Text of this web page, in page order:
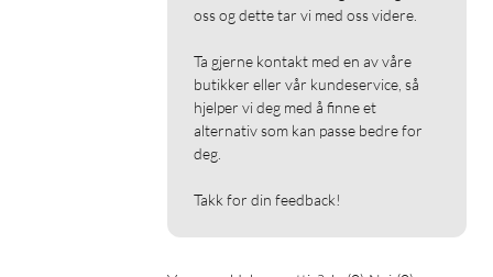
oss og dette tar vi med oss videre.
Ta gjerne kontakt med en av våre
butikker eller vår kundeservice, så
hjelper vi deg med å finne et
alternativ som kan passe bedre for
deg.
Takk for din feedback!